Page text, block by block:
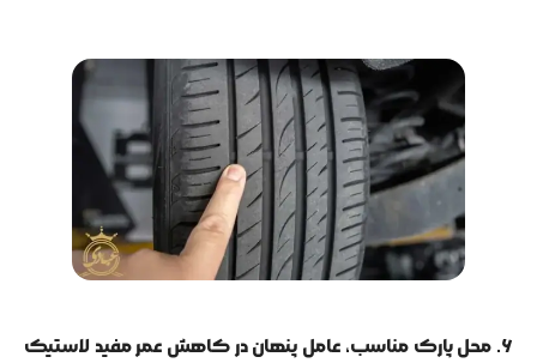
۶. محل پارک مناسب، عامل پنهان در کاهش عمر مفید لاستیک